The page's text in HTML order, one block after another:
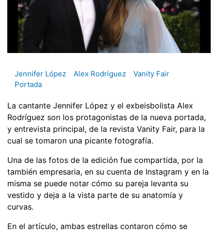
Jennifer López Alex Rodríguez
Vanity Fair
Portada
La cantante Jennifer López y el exbeisbolista Alex
Rodríguez son los protagonistas de la nueva portada,
y entrevista principal, de la revista Vanity Fair, para la
cual se tomaron una picante fotografía.
Una de las fotos de la edición fue compartida, por la
también empresaria, en su cuenta de Instagram y en la
misma se puede notar cómo su pareja levanta su
vestido y deja a la vista parte de su anatomía y
curvas.
En el artículo, ambas estrellas contaron cómo se